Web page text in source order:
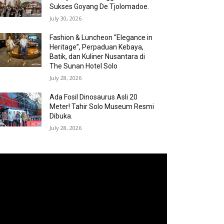
Sukses Goyang De Tjolomadoe.
July 30, 2026
Fashion & Luncheon “Elegance in
Heritage”, Perpaduan Kebaya,
Batik, dan Kuliner Nusantara di
The Sunan Hotel Solo
July 28, 2026
Ada Fosil Dinosaurus Asli 20
Meter! Tahir Solo Museum Resmi
Dibuka.
July 28, 2026